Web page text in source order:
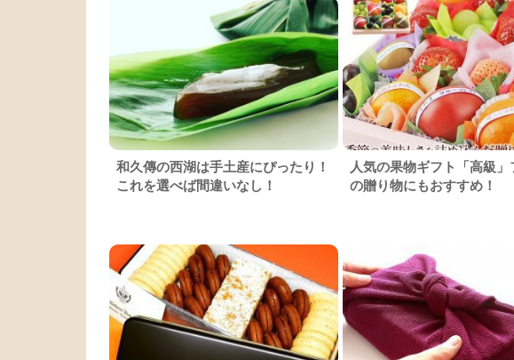
和久傳の西湖は手土産にぴったり！
これを選べば間違いなし！
人気の果物ギフト「高級」
の贈り物にもおすすめ！